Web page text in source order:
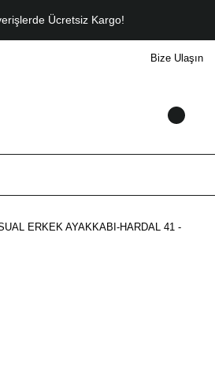
Ücretsiz Kargo!
Bize Ulaşın